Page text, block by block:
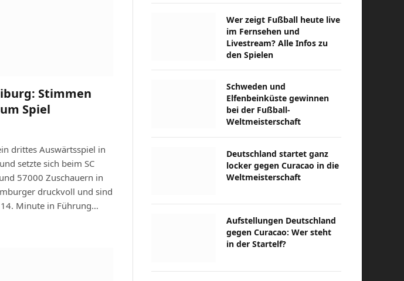
Stimmen
Spiel
drittes Auswärtsspiel in
setzte sich beim SC
57000 Zuschauern in
druckvoll und sind
Minute in Führung…
Wer zeigt Fußball heute live
im Fernsehen und
Livestream? Alle Infos zu
den Spielen
Schweden und
Elfenbeinküste gewinnen
bei der Fußball-
Weltmeisterschaft
Deutschland startet ganz
locker gegen Curacao in die
Weltmeisterschaft
Aufstellungen Deutschland
gegen Curacao: Wer steht
in der Startelf?